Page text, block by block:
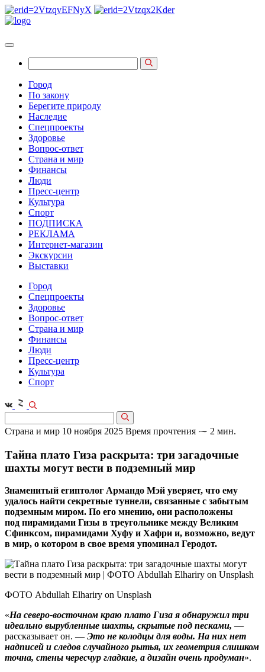
Город
По закону
Берегите природу
Наследие
Спецпроекты
Здоровье
Вопрос-ответ
Страна и мир
Финансы
Люди
Пресс-центр
Культура
Спорт
ПОДПИСКА
РЕКЛАМА
Интернет-магазин
Экскурсии
Выставки
Город
Спецпроекты
Здоровье
Вопрос-ответ
Страна и мир
Финансы
Люди
Пресс-центр
Культура
Спорт
Страна и мир 10 ноября 2025 Время прочтения ⁓ 2 мин.
Тайна плато Гиза раскрыта: три загадочные
шахты могут вести в подземный мир
Знаменитый египтолог Армандо Мэй уверяет, что ему
удалось найти секретные туннели, связанные с забытым
подземным миром. По его мнению, они расположены
под пирамидами Гизы в треугольнике между Великим
Сфинксом, пирамидами Хуфу и Хафри и, возможно, ведут
в мир, о котором в свое время упоминал Геродот.
ФОТО Abdullah Elhariry on Unsplash
«На северо-восточном краю плато Гиза я обнаружил три
идеально вырубленные шахты, скрытые под песками, —
рассказывает он. — Это не колодцы для воды. На них нет
надписей и следов случайного рытья, их геометрия слишком
точна, стены чересчур гладкие, а дизайн очень продуман».